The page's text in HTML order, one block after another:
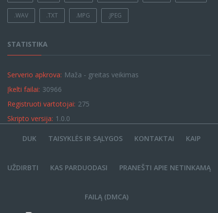
.WAV .TXT .MPG .JPEG
STATISTIKA
Serverio apkrova: Maža - greitas veikimas
Įkelti failai: 30966
Registruoti vartotojai: 275
Skripto versija: 1.0.0
DUK TAISYKLĖS IR SĄLYGOS KONTAKTAI KAIP
UŽDIRBTI KAS PARDUODASI PRANEŠTI APIE NETINKAMĄ
FAILĄ (DMCA)